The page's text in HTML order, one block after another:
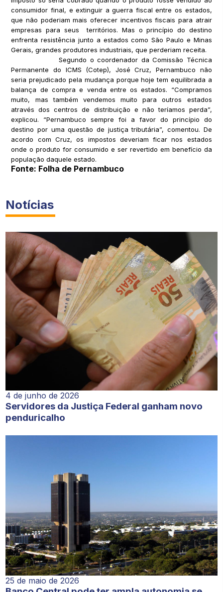
consumidor final, e extinguir a guerra fiscal entre os estados,
que não poderiam mais oferecer incentivos fiscais para atrair
empresas para seus territórios. Mas o princípio do destino
enfrenta resistência junto a estados como São Paulo e Minas
Gerais, grandes produtores industriais, que perderiam receita.
Segundo o coordenador da Comissão Técnica
Permanente do ICMS (Cotep), José Cruz, Pernambuco não
seria prejudicado pela mudança porque hoje tem equilibrada a
balança de compra e venda entre os estados. “Compramos
muito, mas também vendemos muito para outros estados
através dos centros de distribuição e não teríamos perda”,
explicou. “Pernambuco sempre foi a favor do princípio do
destino por uma questão de justiça tributária”, comentou. De
acordo com Cruz, os impostos deveriam ficar nos estados
onde o produto for consumido e ser revertido em benefício da
população daquele estado.
Fonte: Folha de Pernambuco
Notícias
4 de junho de 2026
Servidores da Justiça Federal ganham novo
penduricalho
25 de maio de 2026